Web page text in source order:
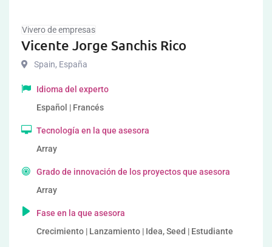
Vivero de empresas
Vicente Jorge Sanchis Rico
Spain, España
Idioma del experto
Español | Francés
Tecnología en la que asesora
Array
Grado de innovación de los proyectos que asesora
Array
Fase en la que asesora
Crecimiento | Lanzamiento | Idea, Seed | Estudiante